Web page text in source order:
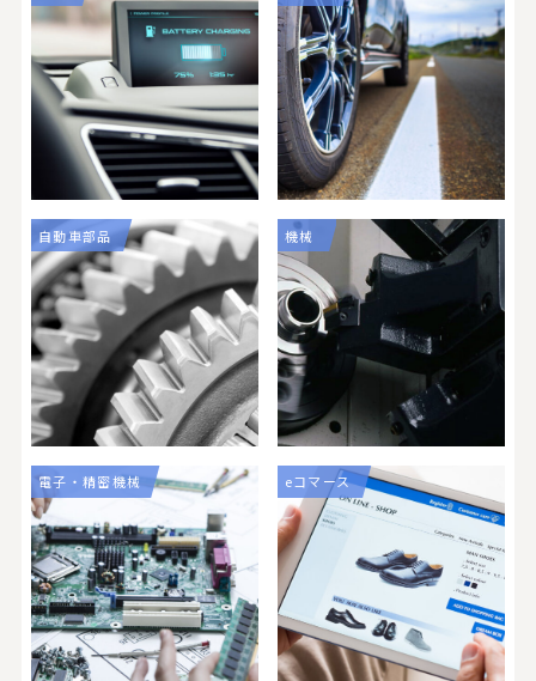
自動車部品 機械
電子・精密機械 eコマース